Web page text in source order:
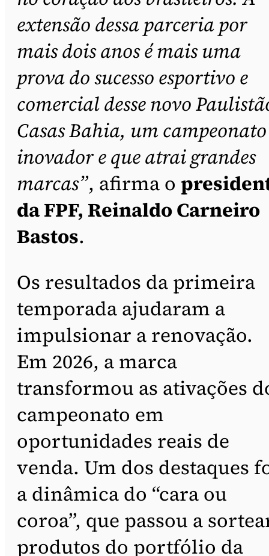
extensão dessa parceria por
mais dois anos é mais uma
prova do sucesso esportivo e
comercial desse novo
Casas Bahia, um campeonato
inovador e que atrai grandes
marcas”, afirma o
da FPF, Reinaldo Carneiro
Bastos.
Os resultados da primeira
temporada ajudaram a
impulsionar a renovação.
Em 2026, a marca
transformou as ativações
campeonato em
oportunidades reais de
venda. Um dos destaques
a dinâmica do “cara ou
coroa”, que passou a
produtos do portfólio da